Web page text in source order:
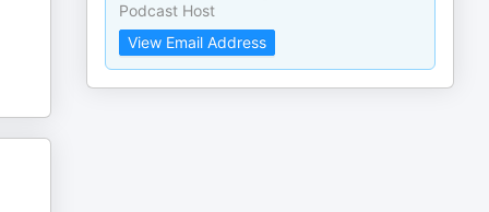
Podcast Host
View Email Address